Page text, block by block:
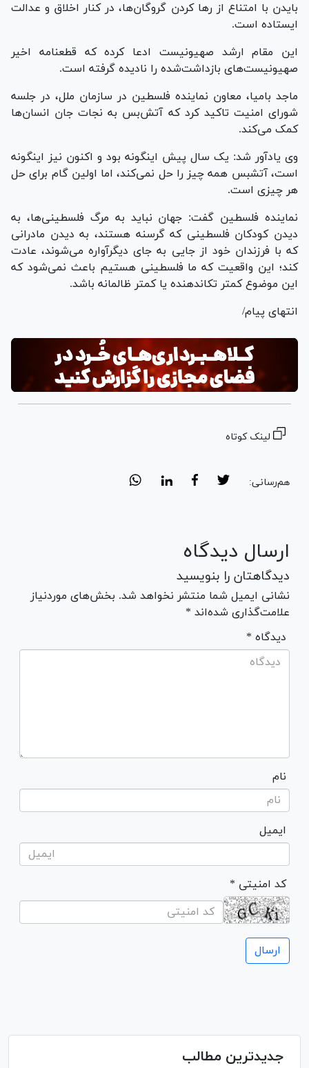
بایدن با امتناع از رها کردن گروگان‌ها، در کنار اخلاق و عدالت
ایستاده است.
این مقام ارشد صهیونیست ادعا کرده که قطعنامه اخیر
صهیونیست‌های بازداشت‌شده را نادیده گرفته است.
ماجد بامیا، معاون نماینده فلسطین در سازمان ملل، در جلسه
شورای امنیت تاکید کرد که آتش‌بس به نجات جان انسان‌ها
کمک می‌کند.
وی یادآور شد: یک سال پیش اینگونه بود و اکنون نیز اینگونه
است، آتش‎بس همه چیز را حل نمی‌کند، اما اولین گام برای حل
هر چیزی است.
نماینده فلسطین گفت: جهان نباید به مرگ فلسطینی‌ها، به
دیدن کودکان فلسطینی که گرسنه هستند، به دیدن مادرانی
که با فرزندان خود از جایی به جای دیگرآواره می‌شوند، عادت
کند؛ این واقعیت که ما فلسطینی هستیم باعث نمی‌شود که
این موضوع کمتر تکان‎دهنده یا کمتر ظالمانه باشد.
انتهای پیام/
لینک کوتاه
هم‌رسانی:
ارسال دیدگاه
دیدگاهتان را بنویسید
نشانی ایمیل شما منتشر نخواهد شد. بخش‌های موردنیاز
علامت‌گذاری شده‌اند *
* دیدگاه
نام
ایمیل
* کد امنیتی
جدیدترین مطالب